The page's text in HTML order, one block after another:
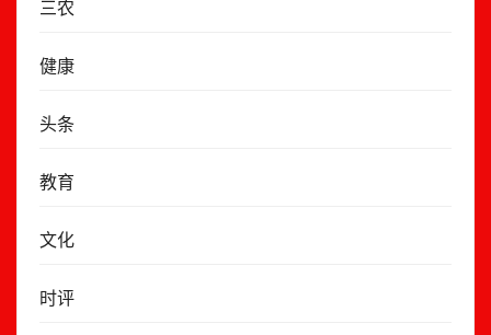
三农
健康
头条
教育
文化
时评